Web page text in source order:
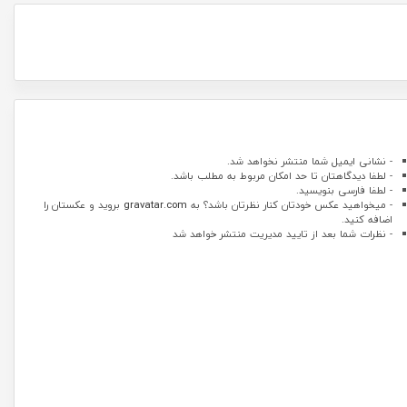
- نشانی ایمیل شما منتشر نخواهد شد.
- لطفا دیدگاهتان تا حد امکان مربوط به مطلب باشد.
- لطفا فارسی بنویسید.
- میخواهید عکس خودتان کنار نظرتان باشد؟ به gravatar.com بروید و عکستان را
اضافه کنید.
- نظرات شما بعد از تایید مدیریت منتشر خواهد شد